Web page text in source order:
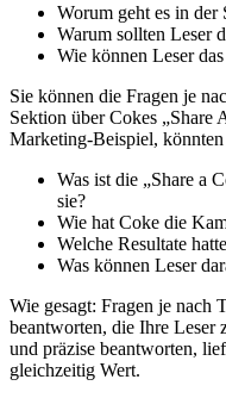
Worum geht es in der
Warum sollten Leser
Wie können Leser
Sie können die Fragen je
Sektion über Cokes „Share
Marketing-Beispiel,
Was ist die „Share a
sie?
Wie hat Coke die
Welche Resultate
Was können Leser
Wie gesagt: Fragen je nach
beantworten, die Ihre Leser
und präzise beantworten,
gleichzeitig Wert.